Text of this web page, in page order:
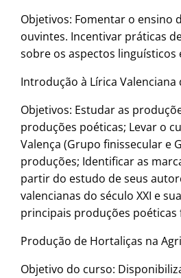
Objetivos: Fomentar o ensino
ouvintes. Incentivar práticas
sobre os aspectos
Introdução à Lírica Valenciana
Objetivos: Estudar as
produções poéticas; Levar o
Valença (Grupo finissecular e
produções; Identificar as
partir do estudo de seus
valencianas do século XXI e
principais produções poéticas
Produção de Hortaliças na
Objetivo do curso: